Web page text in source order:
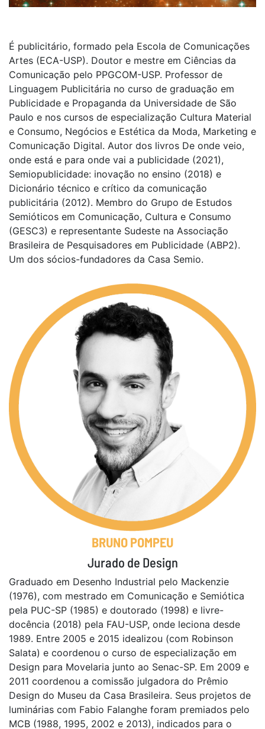
É publicitário, formado pela Escola de Comunicações
Artes (ECA-USP). Doutor e mestre em Ciências da
Comunicação pelo PPGCOM-USP. Professor de
Linguagem Publicitária no curso de graduação em
Publicidade e Propaganda da Universidade de São
Paulo e nos cursos de especialização Cultura Material
e Consumo, Negócios e Estética da Moda, Marketing e
Comunicação Digital. Autor dos livros De onde veio,
onde está e para onde vai a publicidade (2021),
Semiopublicidade: inovação no ensino (2018) e
Dicionário técnico e crítico da comunicação
publicitária (2012). Membro do Grupo de Estudos
Semióticos em Comunicação, Cultura e Consumo
(GESC3) e representante Sudeste na Associação
Brasileira de Pesquisadores em Publicidade (ABP2).
Um dos sócios-fundadores da Casa Semio.
BRUNO POMPEU
Jurado de Design
Graduado em Desenho Industrial pelo Mackenzie
(1976), com mestrado em Comunicação e Semiótica
pela PUC-SP (1985) e doutorado (1998) e livre-
docência (2018) pela FAU-USP, onde leciona desde
1989. Entre 2005 e 2015 idealizou (com Robinson
Salata) e coordenou o curso de especialização em
Design para Movelaria junto ao Senac-SP. Em 2009 e
2011 coordenou a comissão julgadora do Prêmio
Design do Museu da Casa Brasileira. Seus projetos de
luminárias com Fabio Falanghe foram premiados pelo
MCB (1988, 1995, 2002 e 2013), indicados para o